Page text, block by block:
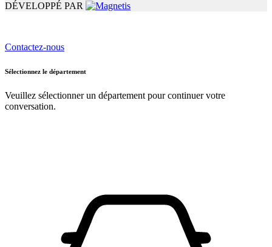
DÉVELOPPÉ PAR
Contactez-nous
Sélectionnez le département
Veuillez sélectionner un département pour continuer votre
conversation.